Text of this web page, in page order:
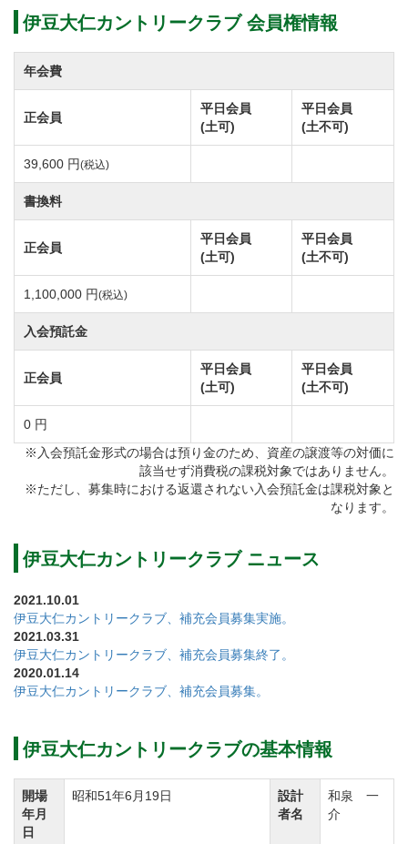
③募集人数 会員減少に伴う補充募集につき若干名
④募集金額 預託金1,500,000円＋入会金（税込）
1,100,000円＝合計2,600,000円
⑤年会費 年度 4月～3月 正会員：36,000円（税
別） ※令和2年3月までの年会費は無料
⑥入会条件
・外国籍入会は可（事前審査有り）
・正会員2名の推薦が必要（推薦者が居ない場合は経
・本クラブ及び他クラブより除名されたことがない
・反社会的団体の関係者でないこと。
・国内外を問わず、犯罪行為により有罪判決を受け
2020年3月31日を以って補充会員募集を終了します。
2022年4月1日より補充会員募集を実施します。
①令和4年4月1日から
③募集人数 若干名
1,100,000円＝合計2,600,000円
⑤年会費 年度 4月～3月 正会員：36,000円（税
別） ⑥入会条件
・外国籍入会は可（事前審査有り）
歴書と面接で審査）
・本クラブ及び他クラブより除名されたことがない
こと。
・反社会的団体の関係者でないこと。
伊豆大仁カントリークラブ 会員権情報
年会費
正会員
平日会員
(土可)
平日会員
(土不可)
39,600 円(税込)
書換料
正会員
平日会員
(土可)
平日会員
(土不可)
1,100,000 円(税込)
入会預託金
正会員
平日会員
(土可)
平日会員
(土不可)
0 円
※入会預託金形式の場合は預り金のため、資産の譲渡等の対価に
該当せず消費税の課税対象ではありません。
※ただし、募集時における返還されない入会預託金は課税対象と
なります。
伊豆大仁カントリークラブ ニュース
2021.10.01
伊豆大仁カントリークラブ、補充会員募集実施。
2021.03.31
伊豆大仁カントリークラブ、補充会員募集終了。
2020.01.14
伊豆大仁カントリークラブ、補充会員募集。
伊豆大仁カントリークラブの基本情報
開場
年月
日
昭和51年6月19日
設計
者名
和泉 一
介